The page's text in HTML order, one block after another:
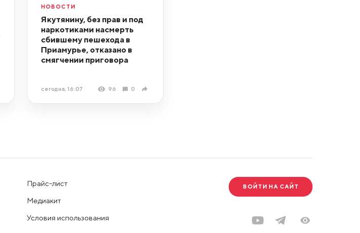
НОВОСТИ
Якутянину, без прав и под
наркотиками насмерть
сбившему пешехода в
Приамурье, отказано в
смягчении приговора
сегодня, 16:07 96 0
Прайс-лист
Медиакит
Условия использования
ВОЙТИ НА САЙТ